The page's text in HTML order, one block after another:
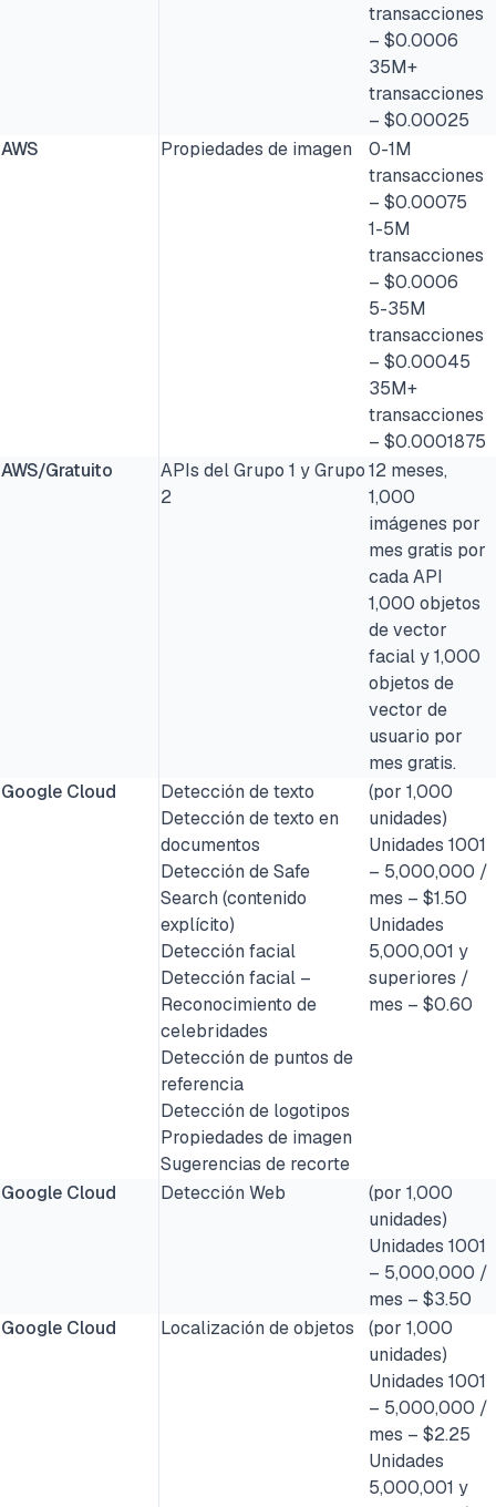
transacciones
– $0.0006
35M+
transacciones
– $0.00025
AWS
Propiedades de imagen
0-1M
transacciones
– $0.00075
1-5M
transacciones
– $0.0006
5-35M
transacciones
– $0.00045
35M+
transacciones
– $0.0001875
AWS/Gratuito
APIs del Grupo 1 y Grupo
2
12 meses,
1,000
imágenes por
mes gratis por
cada API
1,000 objetos
de vector
facial y 1,000
objetos de
vector de
usuario por
mes gratis.
Google Cloud
Detección de texto
Detección de texto en
documentos
Detección de Safe
Search (contenido
explícito)
Detección facial
Detección facial –
Reconocimiento de
celebridades
Detección de puntos de
referencia
Detección de logotipos
Propiedades de imagen
Sugerencias de recorte
(por 1,000
unidades)
Unidades 1001
– 5,000,000 /
mes – $1.50
Unidades
5,000,001 y
superiores /
mes – $0.60
Google Cloud Detección Web
(por 1,000
unidades)
Unidades 1001
– 5,000,000 /
mes – $3.50
Google Cloud
Localización de objetos
(por 1,000
unidades)
Unidades 1001
– 5,000,000 /
mes – $2.25
Unidades
5,000,001 y